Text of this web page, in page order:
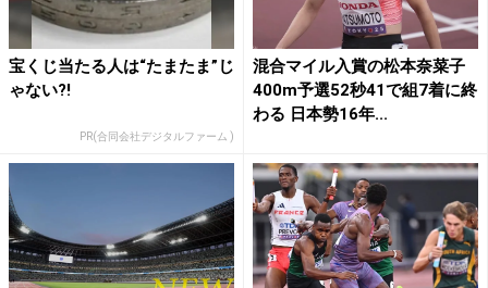
宝くじ当たる人は“たまたま”じ
ゃない?!
PR(合同会社デジタルファーム )
混合マイル入賞の松本奈菜子
400m予選52秒41で組7着に終
わる 日本勢16年...